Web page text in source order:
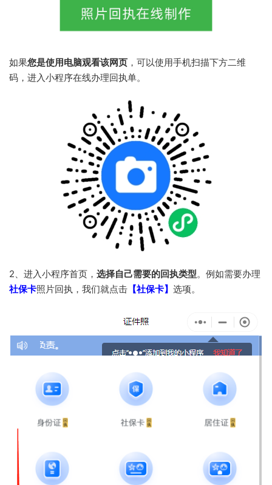
如果您是使用电脑观看该网页 ，可以使用手机扫描下方二维
码，进入小程序在线办理回执单。
2、进入小程序首页， 选择自己需要的回执类型。例如需要办理
社保卡照片回执，我们就点击 【社保卡】 选项。